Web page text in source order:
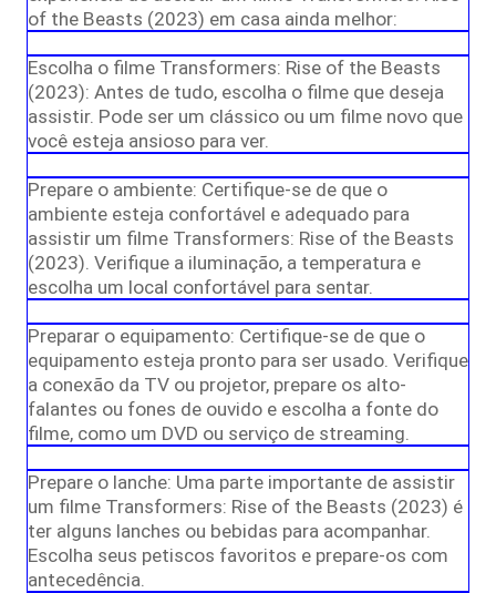
of the Beasts (2023) em casa ainda melhor:
Escolha o filme Transformers: Rise of the Beasts
(2023): Antes de tudo, escolha o filme que deseja
assistir. Pode ser um clássico ou um filme novo que
você esteja ansioso para ver.
Prepare o ambiente: Certifique-se de que o
ambiente esteja confortável e adequado para
assistir um filme Transformers: Rise of the Beasts
(2023). Verifique a iluminação, a temperatura e
escolha um local confortável para sentar.
Preparar o equipamento: Certifique-se de que o
equipamento esteja pronto para ser usado. Verifique
a conexão da TV ou projetor, prepare os alto-
falantes ou fones de ouvido e escolha a fonte do
filme, como um DVD ou serviço de streaming.
Prepare o lanche: Uma parte importante de assistir
um filme Transformers: Rise of the Beasts (2023) é
ter alguns lanches ou bebidas para acompanhar.
Escolha seus petiscos favoritos e prepare-os com
antecedência.